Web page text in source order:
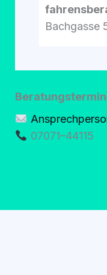
Bach­gas­se
07071–44115